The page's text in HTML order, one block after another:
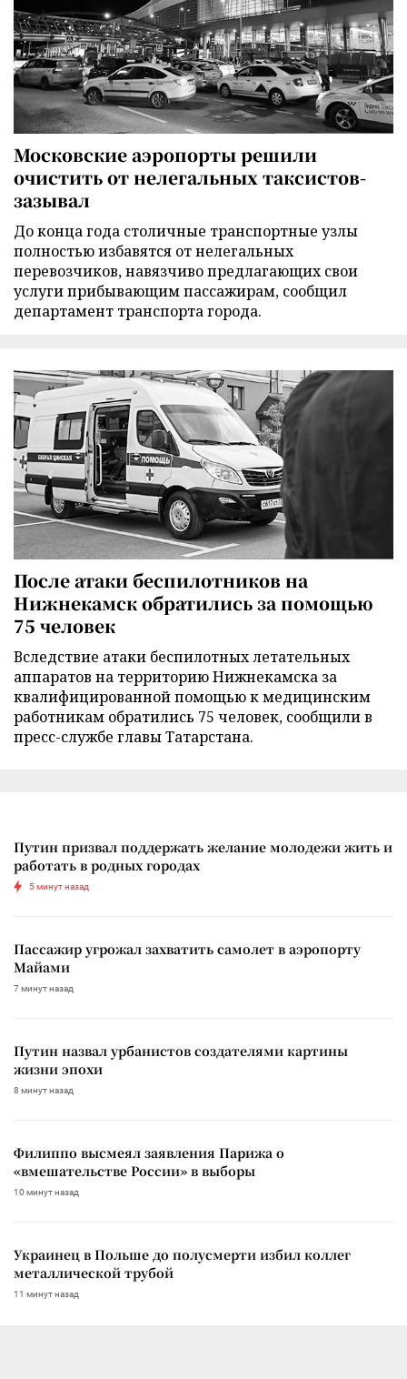
Московские аэропорты решили
очистить от нелегальных таксистов-
зазывал
До конца года столичные транспортные узлы
полностью избавятся от нелегальных
перевозчиков, навязчиво предлагающих свои
услуги прибывающим пассажирам, сообщил
департамент транспорта города.
После атаки беспилотников на
Нижнекамск обратились за помощью
75 человек
Вследствие атаки беспилотных летательных
аппаратов на территорию Нижнекамска за
квалифицированной помощью к медицинским
работникам обратились 75 человек, сообщили в
пресс-службе главы Татарстана.
Путин призвал поддержать желание молодежи жить и
работать в родных городах
5 минут назад
Пассажир угрожал захватить самолет в аэропорту
Майами
7 минут назад
Путин назвал урбанистов создателями картины
жизни эпохи
8 минут назад
Филиппо высмеял заявления Парижа о
«вмешательстве России» в выборы
10 минут назад
Украинец в Польше до полусмерти избил коллег
металлической трубой
11 минут назад